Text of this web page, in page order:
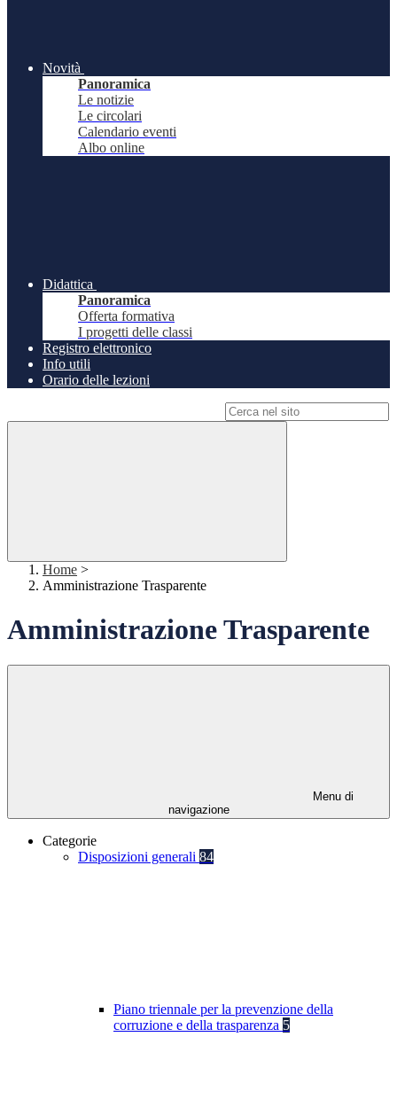
Novità
Panoramica
Le notizie
Le circolari
Calendario eventi
Albo online
Didattica
Panoramica
Offerta formativa
I progetti delle classi
Registro elettronico
Info utili
Orario delle lezioni
Home >
Amministrazione Trasparente
Amministrazione Trasparente
Menu di
navigazione
Categorie
Disposizioni generali 84
Piano triennale per la prevenzione della
corruzione e della trasparenza 5